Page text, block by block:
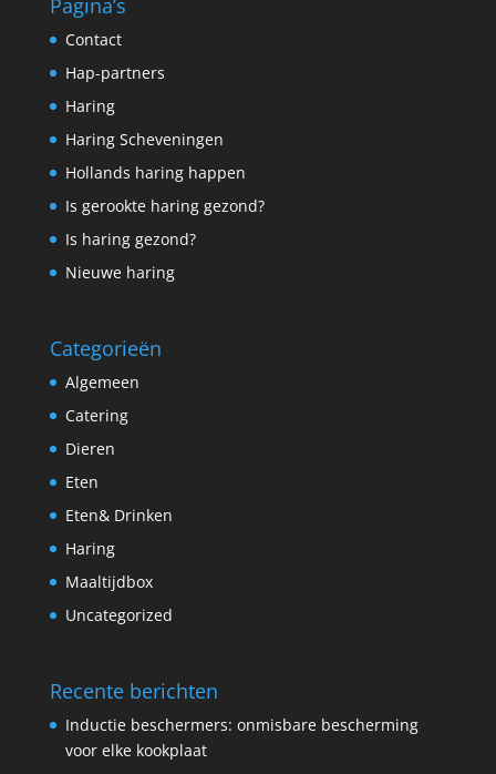
Pagina’s
Contact
Hap-partners
Haring
Haring Scheveningen
Hollands haring happen
Is gerookte haring gezond?
Is haring gezond?
Nieuwe haring
Categorieën
Algemeen
Catering
Dieren
Eten
Eten& Drinken
Haring
Maaltijdbox
Uncategorized
Recente berichten
Inductie beschermers: onmisbare bescherming
voor elke kookplaat